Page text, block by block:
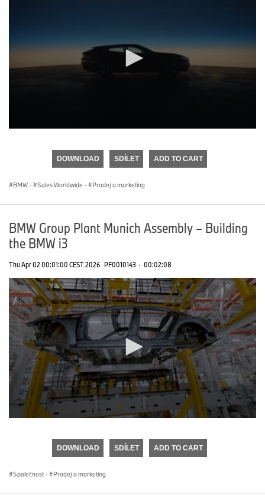
DOWNLOAD SDÍLET ADD TO CART
BMW · Sales Worldwide · Prodej a marketing
BMW Group Plant Munich Assembly – Building
the BMW i3
Thu Apr 02 00:01:00 CEST 2026 PF0010143 · 00:02:08
DOWNLOAD SDÍLET ADD TO CART
Společnost · Prodej a marketing